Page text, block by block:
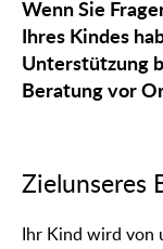
Wenn Sie
Ihres Kindes
Unterstützung
Beratung vor
Zielunseres
Ihr Kind wird von